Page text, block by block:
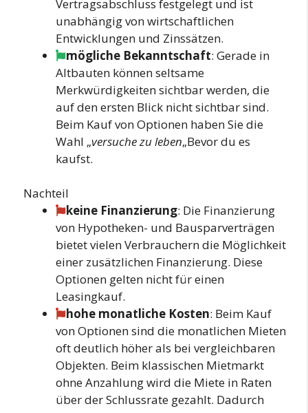
Vertragsabschluss festgelegt und ist
unabhängig von wirtschaftlichen
Entwicklungen und Zinssätzen.
mögliche Bekanntschaft: Gerade in
Altbauten können seltsame
Merkwürdigkeiten sichtbar werden, die
auf den ersten Blick nicht sichtbar sind.
Beim Kauf von Optionen haben Sie die
Wahl „versuche zu leben„Bevor du es
kaufst.
Nachteil
keine Finanzierung: Die Finanzierung
von Hypotheken- und Bausparverträgen
bietet vielen Verbrauchern die Möglichkeit
einer zusätzlichen Finanzierung. Diese
Optionen gelten nicht für einen
Leasingkauf.
hohe monatliche Kosten: Beim Kauf
von Optionen sind die monatlichen Mieten
oft deutlich höher als bei vergleichbaren
Objekten. Beim klassischen Mietmarkt
ohne Anzahlung wird die Miete in Raten
über der Schlussrate gezahlt. Dadurch